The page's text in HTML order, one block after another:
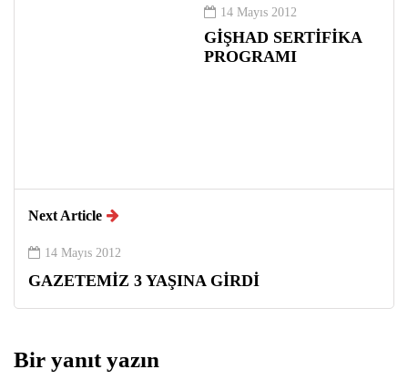
14 Mayıs 2012
GİŞHAD SERTİFİKA
PROGRAMI
Next Article
14 Mayıs 2012
GAZETEMİZ 3 YAŞINA GİRDİ
Bir yanıt yazın